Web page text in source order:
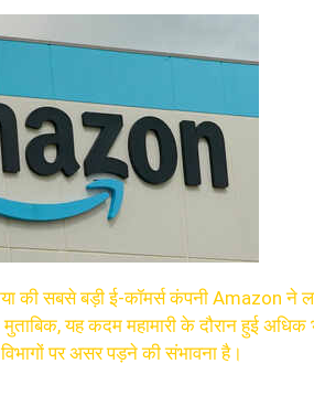
की सबसे बड़ी ई-कॉमर्स कंपनी Amazon ने
मुताबिक, यह कदम महामारी के दौरान हुई
पर असर पड़ने की संभावना है।